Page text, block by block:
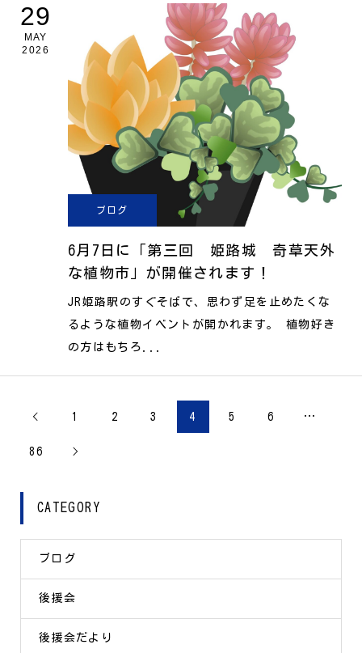
29
MAY
2026
ブログ
6月7日に「第三回 姫路城 奇草天外
な植物市」が開催されます！
JR姫路駅のすぐそばで、思わず足を止めたくな
るような植物イベントが開かれます。 植物好き
の方はもちろ...
 1 2 3 4 5 6 …
86 
CATEGORY
ブログ
後援会
後援会だより